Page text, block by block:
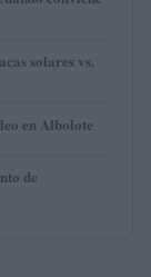
solares vs.
en Albolote
de